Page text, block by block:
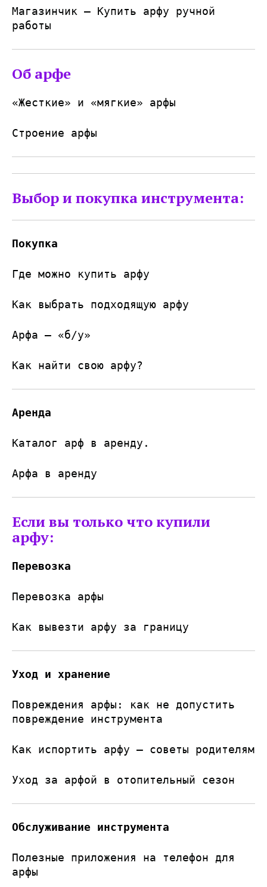
Магазинчик – Купить арфу ручной
работы
Об арфе
«Жесткие» и «мягкие» арфы
Строение арфы
Выбор и покупка инструмента:
Покупка
Где можно купить арфу
Как выбрать подходящую арфу
Арфа — «б/у»
Как найти свою арфу?
Аренда
Каталог арф в аренду.
Арфа в аренду
Если вы только что купили
арфу:
Перевозка
Перевозка арфы
Как вывезти арфу за границу
Уход и хранение
Повреждения арфы: как не допустить
повреждение инструмента
Как испортить арфу — советы родителям
Уход за арфой в отопительный сезон
Обслуживание инструмента
Полезные приложения на телефон для
арфы